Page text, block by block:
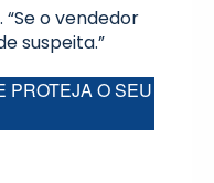
o vendedor
suspeita.”
PROTEJA O SEU